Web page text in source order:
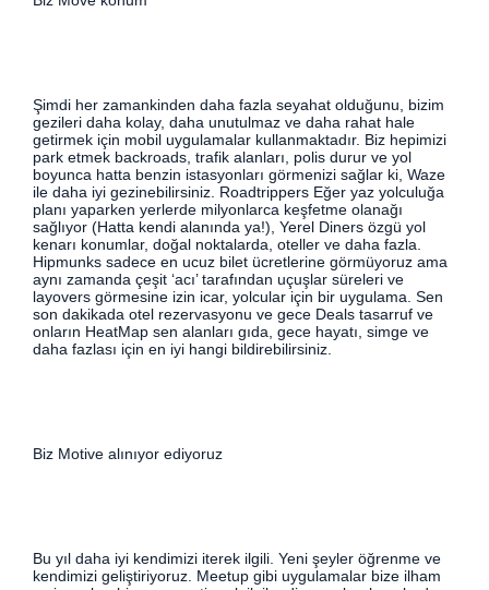
Şimdi her zamankinden daha fazla seyahat olduğunu, bizim
gezileri daha kolay, daha unutulmaz ve daha rahat hale
getirmek için mobil uygulamalar kullanmaktadır. Biz hepimizi
park etmek backroads, trafik alanları, polis durur ve yol
boyunca hatta benzin istasyonları görmenizi sağlar ki, Waze
ile daha iyi gezinebilirsiniz. Roadtrippers Eğer yaz yolculuğa
planı yaparken yerlerde milyonlarca keşfetme olanağı
sağlıyor (Hatta kendi alanında ya!), Yerel Diners özgü yol
kenarı konumlar, doğal noktalarda, oteller ve daha fazla.
Hipmunks sadece en ucuz bilet ücretlerine görmüyoruz ama
aynı zamanda çeşit ‘acı’ tarafından uçuşlar süreleri ve
layovers görmesine izin icar, yolcular için bir uygulama. Sen
son dakikada otel rezervasyonu ve gece Deals tasarruf ve
onların HeatMap sen alanları gıda, gece hayatı, simge ve
daha fazlası için en iyi hangi bildirebilirsiniz.
Biz Motive alınıyor ediyoruz
Bu yıl daha iyi kendimizi iterek ilgili. Yeni şeyler öğrenme ve
kendimizi geliştiriyoruz. Meetup gibi uygulamalar bize ilham